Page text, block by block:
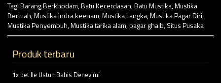
Tag:Barang Berkhodam,Batu Kecerdasan,Batu Mustika,Mustika
Bertuah,Mustika indra keenam,Mustika Langka,Mustika Pagar Diri,
Mustika Penyembuh,Mustika tarika alam,pagar ghaib,Situs Pusaka
Produk terbaru
1x bet Ile Ustun Bahis Deneyimi